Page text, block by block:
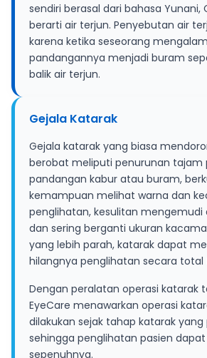
sendiri berasal dari bahasa
berarti air terjun. Penyebutan air
karena ketika seseorang
pandangannya menjadi buram
balik air terjun.
Gejala Katarak
Gejala katarak yang biasa
berobat meliputi penurunan tajam
pandangan kabur atau buram,
kemampuan melihat warna dan
penglihatan, kesulitan mengemudi
dan sering berganti ukuran
yang lebih parah, katarak dapat
hilangnya penglihatan secara
Dengan peralatan operasi katarak
EyeCare menawarkan operasi
dilakukan sejak tahap katarak yang
sehingga penglihatan pasien
sepenuhnya.